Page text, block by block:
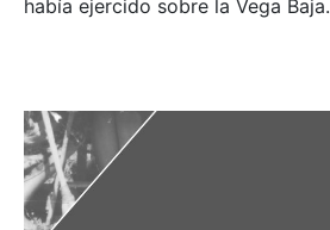
había ejercido sobre la Vega Baja.